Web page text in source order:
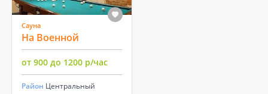
Сауна
На Военной
от 900 до 1200 р/час
Район Центральный